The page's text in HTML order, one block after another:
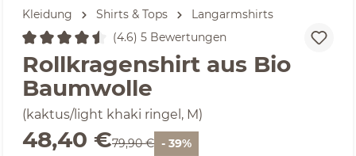
Kleidung Shirts & Tops Langarmshirts
Durchschnittliche Bewertung von 4.6 von 5 Sternen
(4.6) 5 Bewertungen
Rollkragenshirt aus Bio
Baumwolle
(kaktus/light khaki ringel, M)
Verkaufspreis:
48,40 €Regulärer Preis:
79,90 € - 39%